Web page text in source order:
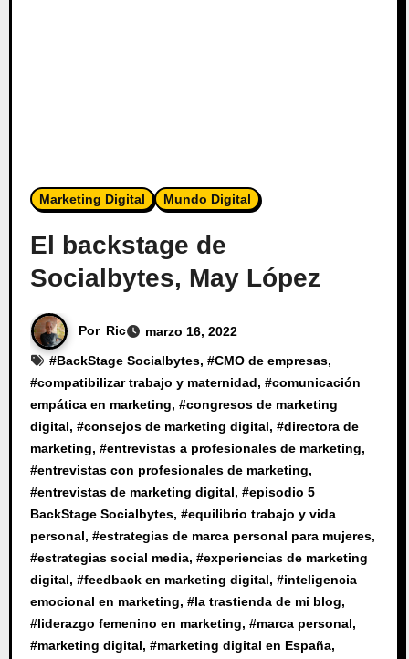
Marketing Digital Mundo Digital
El backstage de
Socialbytes, May López
Por Ric
marzo 16, 2022
#BackStage Socialbytes, #CMO de empresas,
#compatibilizar trabajo y maternidad, #comunicación
empática en marketing, #congresos de marketing
digital, #consejos de marketing digital, #directora de
marketing, #entrevistas a profesionales de marketing,
#entrevistas con profesionales de marketing,
#entrevistas de marketing digital, #episodio 5
BackStage Socialbytes, #equilibrio trabajo y vida
personal, #estrategias de marca personal para mujeres,
#estrategias social media, #experiencias de marketing
digital, #feedback en marketing digital, #inteligencia
emocional en marketing, #la trastienda de mi blog,
#liderazgo femenino en marketing, #marca personal,
#marketing digital, #marketing digital en España,